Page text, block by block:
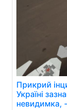
Прикрий
Україні
невидимка,